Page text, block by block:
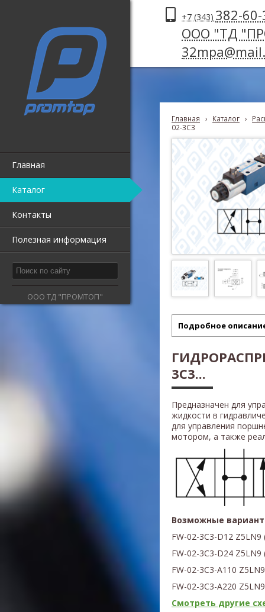
Главная
Каталог
Контакты
Полезная информация
ООО ТД "ПРОМТОП"
+7 (343) 382-
ООО "ТД
Главная › Каталог ›
02-3C3
Подробное
3C3...
Предназначен для
жидкости в
для управления
мотором, а также
Возможные
FW-02-3C3-D12 Z5LN9
FW-02-3C3-D24 Z5L N9
FW-02-3C3-A110 Z5L
FW-02-3C3-A220 Z5L
Смотреть другие